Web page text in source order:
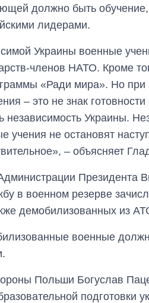
должно быть
лидерами.
Украины военные
членов НАТО. Кроме
«Ради мира». Но при
– это не знак готовности
Украины.
учения не остановят
– объясняет
Президента
в военном резерве
демобилизованных из
военные
Польши Богуслав
подготовки
аспирантуру